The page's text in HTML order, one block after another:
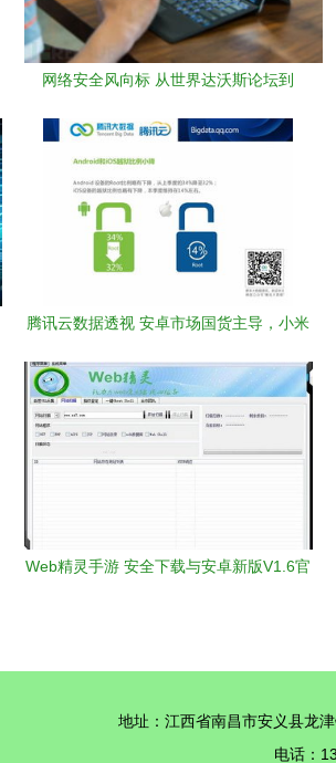
网络安全风向标 从世界达沃斯论坛到
腾讯云数据透视 安卓市场国货主导，小米
Web精灵手游 安全下载与安卓新版V1.6官
地址：江西省南昌市安义县龙
电话：